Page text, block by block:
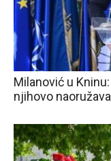
Milanović u
njihovo